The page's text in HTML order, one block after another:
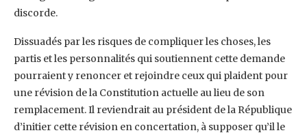
discorde.
Dissuadés par les risques de compliquer les choses, les
partis et les personnalités qui soutiennent cette demande
pourraient y renoncer et rejoindre ceux qui plaident pour
une révision de la Constitution actuelle au lieu de son
remplacement. Il reviendrait au président de la République
d’initier cette révision en concertation, à supposer qu’il le